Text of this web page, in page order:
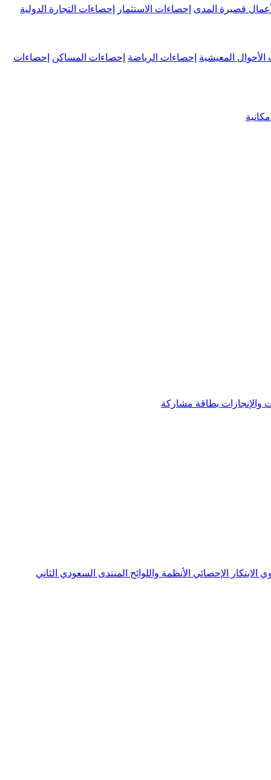
قصيرة المدى إحصاءات الاستثمار إحصاءات التجارة الدولية
الأحوال المعيشية إحصاءات الرياضة إحصاءات المساكن إحصاءات
والإنجازات بطاقة مشاركة
الابتكار الإحصائي الأنظمة واللوائح المنتدى السعودي الثاني